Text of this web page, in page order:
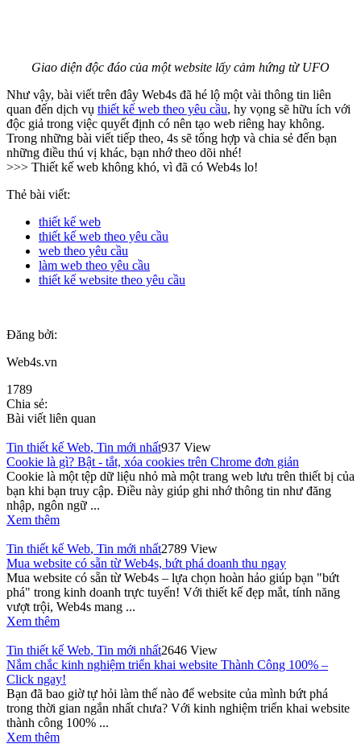
Giao diện độc đáo của một website lấy cảm hứng từ UFO
Như vậy, bài viết trên đây Web4s đã hé lộ một vài thông tin liên
quan đến dịch vụ thiết kế web theo yêu cầu, hy vọng sẽ hữu ích với
độc giả trong việc quyết định có nên tạo web riêng hay không.
Trong những bài viết tiếp theo, 4s sẽ tổng hợp và chia sẻ đến bạn
những điều thú vị khác, bạn nhớ theo dõi nhé!
>>> Thiết kế web không khó, vì đã có Web4s lo!
Thẻ bài viết:
thiết kế web
thiết kế web theo yêu cầu
web theo yêu cầu
làm web theo yêu cầu
thiết kế website theo yêu cầu
Đăng bởi:
Web4s.vn
1789
Chia sẻ:
Bài viết liên quan
Tin thiết kế Web, Tin mới nhất937 View
Cookie là gì? Bật - tắt, xóa cookies trên Chrome đơn giản
Cookie là một tệp dữ liệu nhỏ mà một trang web lưu trên thiết bị của
bạn khi bạn truy cập. Điều này giúp ghi nhớ thông tin như đăng
nhập, ngôn ngữ ...
Xem thêm
Tin thiết kế Web, Tin mới nhất2789 View
Mua website có sẵn từ Web4s, bứt phá doanh thu ngay
Mua website có sẵn từ Web4s – lựa chọn hoàn hảo giúp bạn "bứt
phá" trong kinh doanh trực tuyến! Với thiết kế đẹp mắt, tính năng
vượt trội, Web4s mang ...
Xem thêm
Tin thiết kế Web, Tin mới nhất2646 View
Nắm chắc kinh nghiệm triển khai website Thành Công 100% –
Click ngay!
Bạn đã bao giờ tự hỏi làm thế nào để website của mình bứt phá
trong thời gian ngắn nhất chưa? Với kinh nghiệm triển khai website
thành công 100% ...
Xem thêm